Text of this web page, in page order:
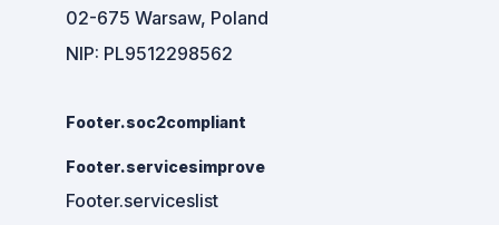
02-675 Warsaw, Poland
NIP: PL9512298562
Footer.soc2compliant
Footer.servicesimprove
Footer.serviceslist